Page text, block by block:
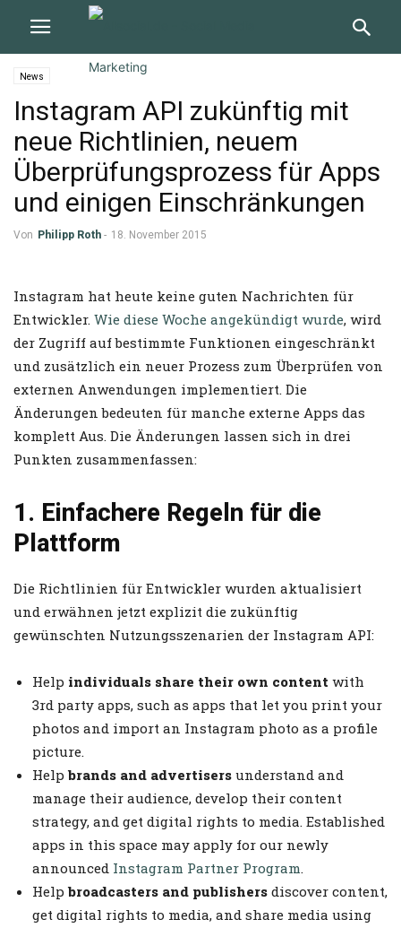
News
Instagram API zukünftig mit
neue Richtlinien, neuem
Überprüfungsprozess für Apps
und einigen Einschränkungen
Von Philipp Roth - 18. November 2015
Instagram hat heute keine guten Nachrichten für
Entwickler. Wie diese Woche angekündigt wurde, wird
der Zugriff auf bestimmte Funktionen eingeschränkt
und zusätzlich ein neuer Prozess zum Überprüfen von
externen Anwendungen implementiert. Die
Änderungen bedeuten für manche externe Apps das
komplett Aus. Die Änderungen lassen sich in drei
Punkten zusammenfassen:
1. Einfachere Regeln für die
Plattform
Die Richtlinien für Entwickler wurden aktualisiert
und erwähnen jetzt explizit die zukünftig
gewünschten Nutzungsszenarien der Instagram API:
Help individuals share their own content with
3rd party apps, such as apps that let you print your
photos and import an Instagram photo as a profile
picture.
Helpbrands and advertisers understand and
manage their audience, develop their content
strategy, and get digital rights to media. Established
apps in this space may apply for our newly
announced Instagram Partner Program.
Helpbroadcasters and publishers discover content,
get digital rights to media, and share media using